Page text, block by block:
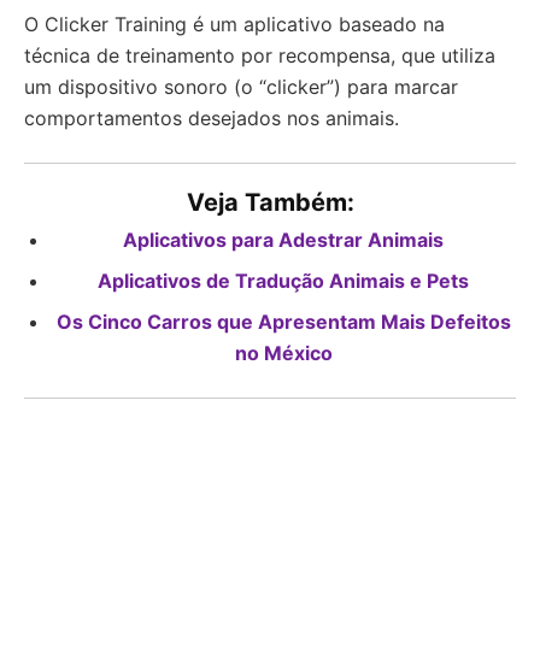
O Clicker Training é um aplicativo baseado na
técnica de treinamento por recompensa, que utiliza
um dispositivo sonoro (o “clicker”) para marcar
comportamentos desejados nos animais.
Veja Também:
Aplicativos para Adestrar Animais
Aplicativos de Tradução Animais e Pets
Os Cinco Carros que Apresentam Mais Defeitos
no México